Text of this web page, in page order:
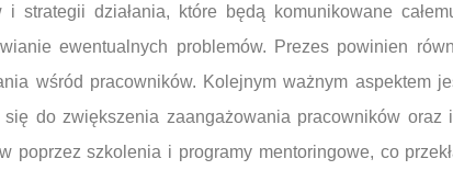
działania, które będą komunikowane
ewentualnych problemów. Prezes powinien
wśród pracowników. Kolejnym ważnym aspektem
do zwiększenia zaangażowania pracowników
szkolenia i programy mentoringowe, co